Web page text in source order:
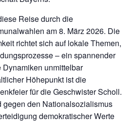
Reise durch die
am 8. März 2026. Die
richtet sich auf lokale Themen,
– ein spannender
unmittelbar
Höhepunkt ist die
für die Geschwister Scholl.
gegen den Nationalsozialismus
demokratischer Werte